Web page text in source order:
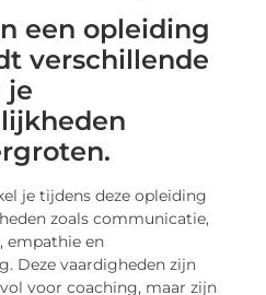
een opleiding
verschillende
je
je tijdens deze opleiding
zoals communicatie,
empathie en
Deze vaardigheden zijn
voor coaching, maar zijn